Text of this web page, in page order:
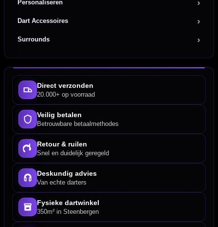
Personaliseren
Dart Accessoires
Surrounds
Direct verzonden
20.000+ op voorraad
Veilig betalen
Betrouwbare betaalmethodes
Retour & ruilen
Snel en duidelijk geregeld
Deskundig advies
Van echte darters
Fysieke dartwinkel
350m² in Steenbergen